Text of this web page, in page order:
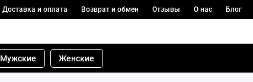
Доставка и оплата Возврат и обмен Отзывы О нас Блог
Мужские Женские